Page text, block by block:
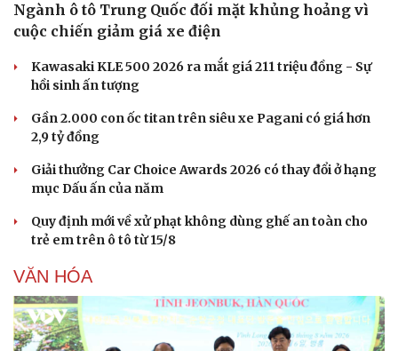
Ngành ô tô Trung Quốc đối mặt khủng hoảng vì
cuộc chiến giảm giá xe điện
Kawasaki KLE 500 2026 ra mắt giá 211 triệu đồng - Sự
hồi sinh ấn tượng
Gần 2.000 con ốc titan trên siêu xe Pagani có giá hơn
2,9 tỷ đồng
Giải thưởng Car Choice Awards 2026 có thay đổi ở hạng
mục Dấu ấn của năm
Quy định mới về xử phạt không dùng ghế an toàn cho
trẻ em trên ô tô từ 15/8
VĂN HÓA